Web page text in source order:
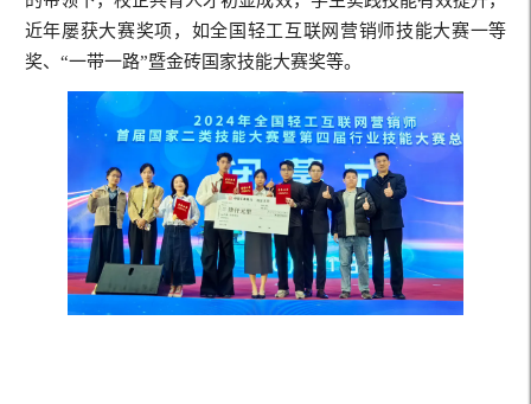
近年屡获大赛奖项，如全国轻工互联网营销师技能大赛一等
奖、“一带一路”暨金砖国家技能大赛奖等。